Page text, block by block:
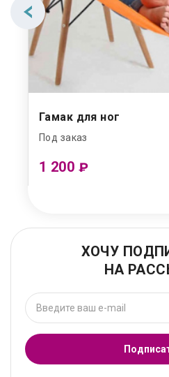
Гамак для ног
Под заказ
1 200 ₽
ХОЧУ
НА